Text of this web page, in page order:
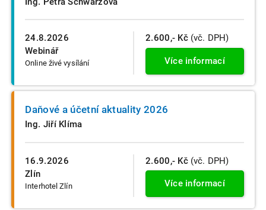
24.8.2026
Webinář
Online živé vysílání
2.600,- Kč (vč. DPH)
Více informací
16.9.2026
Zlín
Interhotel Zlín
Daňové a účetní aktuality 2026
Ing. Jiří Klíma
2.600,- Kč (vč. DPH)
Více informací